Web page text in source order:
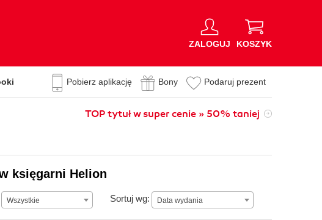
ZALOGUJ KOSZYK
Pobierz aplikację Bony Podaruj prezent
TOP tytuł w super cenie » 50% taniej
księgarni Helion
Wszystkie Sortuj wg: Data wydania
Data wydania